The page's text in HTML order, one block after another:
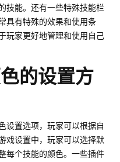
技能。还有一些特殊技能栏
具有特殊的效果和使用条
玩家更好地管理和使用自己
的设置方
设置选项，玩家可以根据自
戏设置中，玩家可以选择默
每个技能的颜色。一些插件